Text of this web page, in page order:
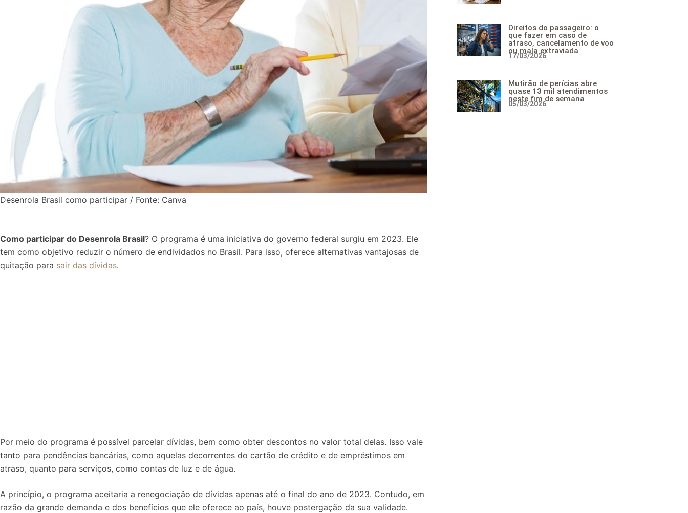
Desenrola Brasil como participar / Fonte: Canva
Como participar do Desenrola Brasil? O programa é uma iniciativa do governo federal surgiu em 2023. Ele
tem como objetivo reduzir o número de endividados no Brasil. Para isso, oferece alternativas vantajosas de
quitação para sair das dívidas.
Por meio do programa é possível parcelar dívidas, bem como obter descontos no valor total delas. Isso vale
tanto para pendências bancárias, como aquelas decorrentes do cartão de crédito e de empréstimos em
atraso, quanto para serviços, como contas de luz e de água.
A princípio, o programa aceitaria a renegociação de dívidas apenas até o final do ano de 2023. Contudo, em
razão da grande demanda e dos benefícios que ele oferece ao país, houve postergação da sua validade.
Direitos do passageiro: o
que fazer em caso de
atraso, cancelamento de voo
ou mala extraviada
17/03/2026
Mutirão de perícias abre
quase 13 mil atendimentos
neste fim de semana
05/03/2026